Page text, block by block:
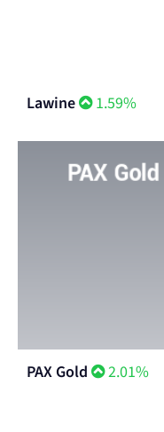
Lawine 1.59%
PAX Gold 2.01%